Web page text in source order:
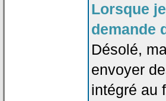
Lorsque
demande
Désolé,
envoyer
intégré au